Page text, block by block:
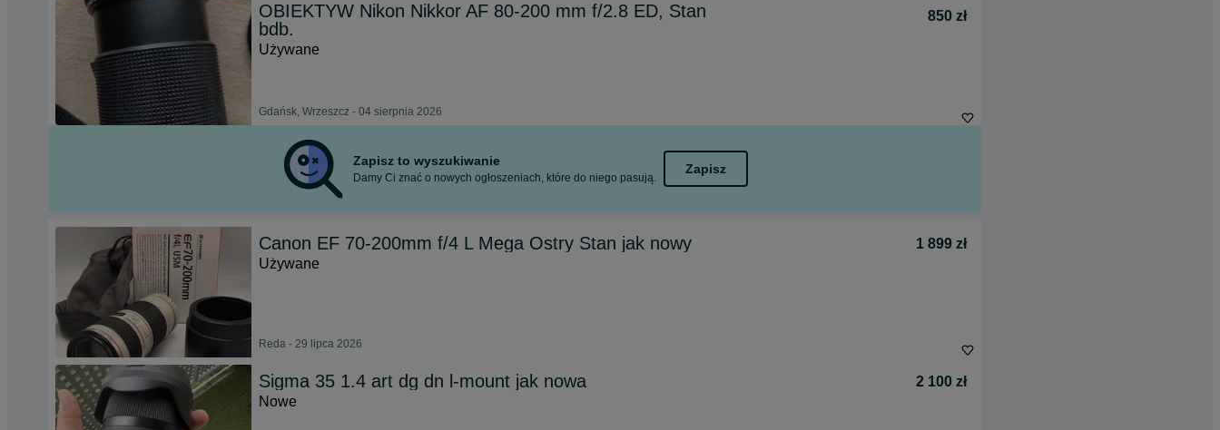
OBIEKTYW Nikon Nikkor AF 80-200 mm f/2.8 ED, Stan
bdb.
850 zł
Używane
Gdańsk, Wrzeszcz - 04 sierpnia 2026
Zapisz to wyszukiwanie
Damy Ci znać o nowych ogłoszeniach, które do niego pasują.
Zapisz
Canon EF 70-200mm f/4 L Mega Ostry Stan jak nowy
1 899 zł
Używane
Reda - 29 lipca 2026
Sigma 35 1.4 art dg dn l-mount jak nowa
2 100 zł
Nowe